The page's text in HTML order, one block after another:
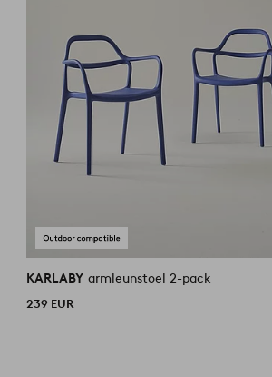
KARLABY armleunstoel 2-pack
239 EUR